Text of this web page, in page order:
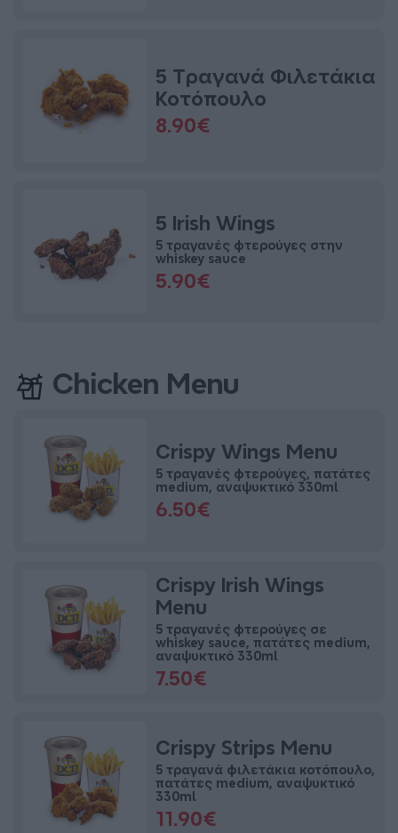
5 Τραγανά Φιλετάκια
Κοτόπουλο
8.90€
5 Irish Wings
5 τραγανές φτερούγες στην
whiskey sauce
5.90€
Chicken Menu
Crispy Wings Menu
5 τραγανές φτερούγες, πατάτες
medium, αναψυκτικό 330ml
6.50€
Crispy Irish Wings
Menu
5 τραγανές φτερούγες σε
whiskey sauce, πατάτες medium,
αναψυκτικό 330ml
7.50€
Crispy Strips Menu
5 τραγανά φιλετάκια κοτόπουλο,
πατάτες medium, αναψυκτικό
330ml
11.90€